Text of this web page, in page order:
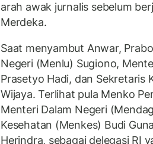
arah awak jurnalis sebelum
Merdeka.
Saat menyambut Anwar,
Negeri (Menlu) Sugiono,
Prasetyo Hadi, dan Sekretaris
Wijaya. Terlihat pula Menko
Menteri Dalam Negeri
Kesehatan (Menkes) Budi
Herindra, sebagai delegasi RI